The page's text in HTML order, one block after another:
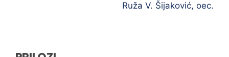
Ruža V. Šijaković, oec.